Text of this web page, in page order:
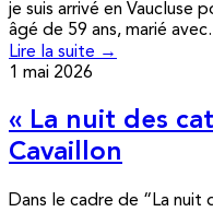
je suis arrivé en Vaucluse
âgé de 59 ans, marié
Lire la suite →
1 mai 2026
« La nuit des
Cavaillon
Dans le cadre de “La nuit